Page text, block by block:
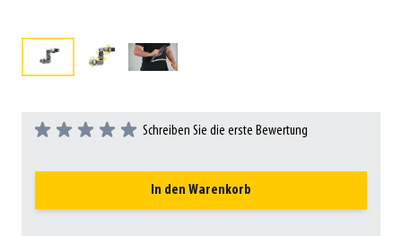
Schreiben Sie die erste Bewertung
In den Warenkorb